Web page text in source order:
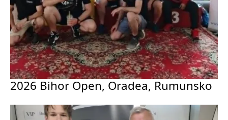
2026 Bihor Open, Oradea, Rumunsko